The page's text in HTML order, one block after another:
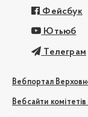
Фейсбук
Ютьюб
Телеграм
Вебпортал
Вебсайти